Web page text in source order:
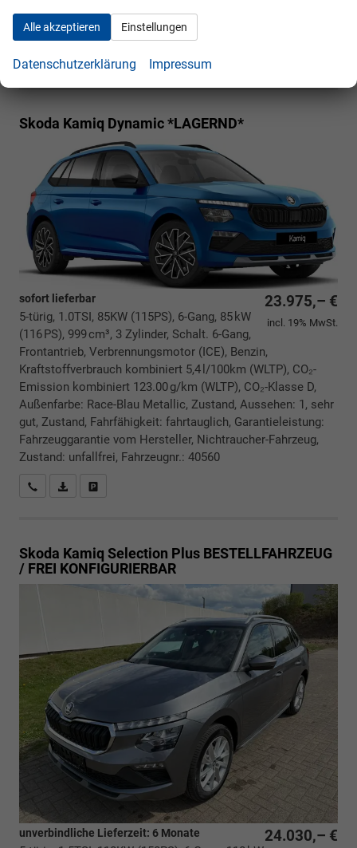
40559
Skoda Kamiq Dynamic *LAGERND*
23.975,– €
incl. 19% MwSt.
sofort lieferbar
5-türig, 1.0TSI, 85KW (115PS), 6-Gang, 85 kW
(116 PS), 999 cm³, 3 Zylinder, Schalt. 6-Gang,
Frontantrieb, Verbrennungsmotor (ICE), Benzin,
Kraftstoffverbrauch kombiniert 5,4 l/100km (WLTP), CO₂-
Emission kombiniert 123.00 g/km (WLTP), CO₂-Klasse D,
Außenfarbe: Race-Blau Metallic, Zustand, Aussehen: 1, sehr
gut, Zustand, Fahrfähigkeit: fahrtauglich, Garantieleistung:
Fahrzeuggarantie vom Hersteller, Nichtraucher-Fahrzeug,
Zustand: unfallfrei, Fahrzeugnr.: 40560
Rückrufbitte absenden
PDF-Datei, Fahrzeugexposé drucken
Skoda Kamiq Selection Plus BESTELLFAHRZEUG
/ FREI KONFIGURIERBAR
24.030,– €
unverbindliche Lieferzeit: 6 Monate
Alle akzeptieren Einstellungen
Datenschutzerklärung Impressum